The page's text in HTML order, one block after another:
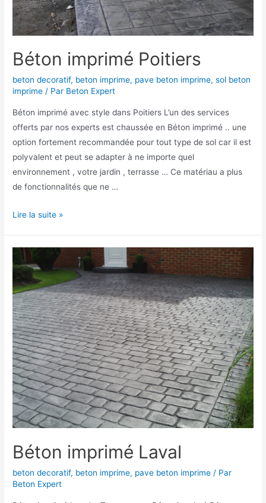
Béton imprimé Poitiers
beton decoratif, beton imprime, pave beton imprime,sol beton
imprime / Par Beton Expert
Béton imprimé avec style dans Poitiers L’un des services
offerts par nos experts est chaussée en Béton imprimé .. une
option fortement recommandée pour tout type de sol car il est
polyvalent et peut se adapter à ne importe quel
environnement , votre jardin , terrasse … Ce matériau a plus
de fonctionnalités que ne …
Béton
Lire la suite »
Béton imprimé Laval
beton decoratif, beton imprime, pave beton imprime / Par
Beton Expert